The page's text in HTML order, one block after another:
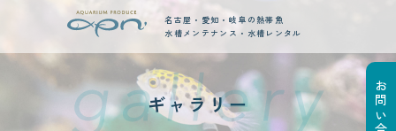
名古屋・愛知・岐阜の熱帯魚
水槽メンテナンス・水槽レンタル
new posts
ギャラリー